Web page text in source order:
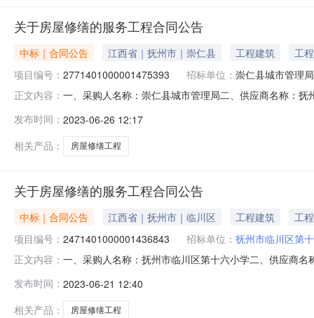
关于房屋修缮的服务工程合同公告
中标｜合同公告 江西省｜抚州市｜崇仁县 工程建筑
工程
项目编号： 2771401000001475393 招标单位： 崇仁县城市管理局
正文内容： 一、采购人名称：崇仁县城市管理局二、供应商名称：
1.00155155服务要求或标的基本概况：七、其它事项：/
发布时间： 2023-06-26 12:17
相关产品：
房屋修缮工程
关于房屋修缮的服务工程合同公告
中标｜合同公告 江西省｜抚州市｜临川区 工程建筑
工程
项目编号： 2471401000001436843 招标单位： 抚州市临川区第
正文内容： 一、采购人名称：抚州市临川区第十六小学二、供应商
基本概况：七、其它事项：/八、联系方式1、采购人名
发布时间： 2023-06-21 12:40
相关产品：
房屋修缮工程